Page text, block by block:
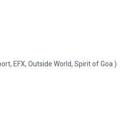
EFX, Outside World, Spirit of Goa )